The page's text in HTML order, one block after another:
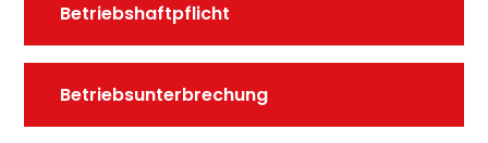
Betriebshaftpflicht
Betriebsunterbrechung